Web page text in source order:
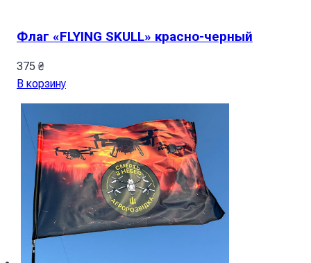
Флаг «FLYING SKULL» красно-черный
375 ₴
В корзину